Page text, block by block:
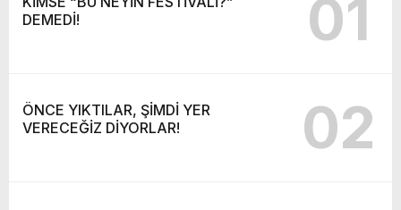
DEMEDİ!
01
ÖNCE YIKTILAR, ŞİMDİ YER
VERECEĞİZ DİYORLAR!
02